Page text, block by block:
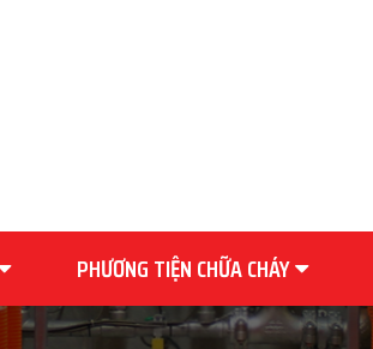
PHƯƠNG TIỆN CHỮA CHÁY